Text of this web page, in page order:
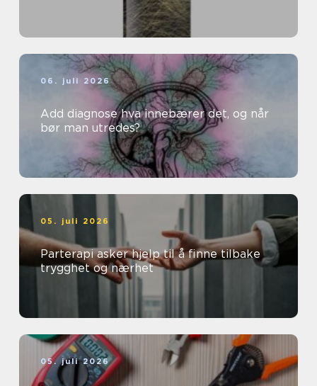
06. juli 2026
Add diagnose hva innebærer det, og når
bør man utredes?
05. juli 2026
Parterapi asker hjelp til å finne tilbake
trygghet og nærhet
05. juli 2026